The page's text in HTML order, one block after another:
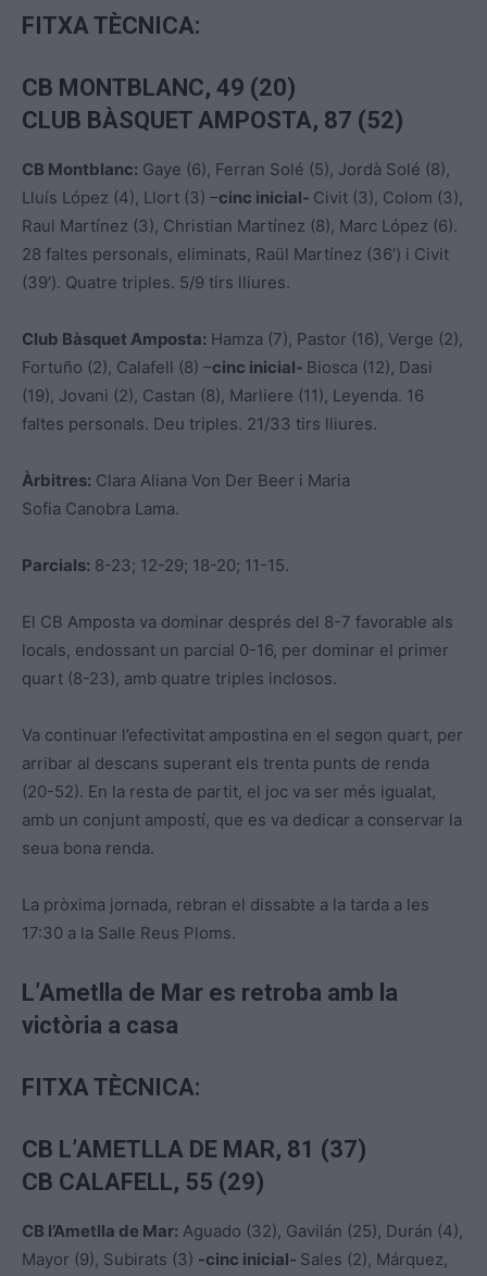
FITXA TÈCNICA:
CB MONTBLANC, 49 (20)
CLUB BÀSQUET AMPOSTA, 87 (52)
CB Montblanc: Gaye (6), Ferran Solé (5), Jordà Solé (8),
Lluís López (4), Llort (3) –cinc inicial- Civit (3), Colom (3),
Raul Martínez (3), Christian Martínez (8), Marc López (6).
28 faltes personals, eliminats, Raül Martínez (36′) i Civit
(39′). Quatre triples. 5/9 tirs lliures.
Club Bàsquet Amposta: Hamza (7), Pastor (16), Verge (2),
Fortuño (2), Calafell (8) –cinc inicial- Biosca (12), Dasi
(19), Jovani (2), Castan (8), Marliere (11), Leyenda. 16
faltes personals. Deu triples. 21/33 tirs lliures.
Àrbitres: Clara Aliana Von Der Beer i Maria
Sofia Canobra Lama.
Parcials: 8-23; 12-29; 18-20; 11-15.
El CB Amposta va dominar després del 8-7 favorable als
locals, endossant un parcial 0-16, per dominar el primer
quart (8-23), amb quatre triples inclosos.
Va continuar l’efectivitat ampostina en el segon quart, per
arribar al descans superant els trenta punts de renda
(20-52). En la resta de partit, el joc va ser més igualat,
amb un conjunt ampostí, que es va dedicar a conservar la
seua bona renda.
La pròxima jornada, rebran el dissabte a la tarda a les
17:30 a la Salle Reus Ploms.
L’Ametlla de Mar es retroba amb la
victòria a casa
FITXA TÈCNICA:
CB L’AMETLLA DE MAR, 81 (37)
CB CALAFELL, 55 (29)
CB l’Ametlla de Mar: Aguado (32), Gavilán (25), Durán (4),
Mayor (9), Subirats (3) -cinc inicial- Sales (2), Márquez,